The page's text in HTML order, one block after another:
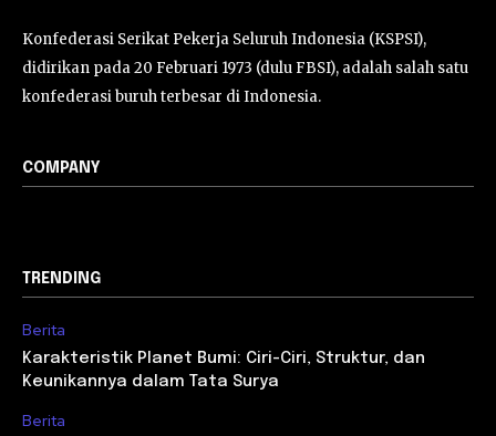
Konfederasi Serikat Pekerja Seluruh Indonesia (KSPSI),
didirikan pada 20 Februari 1973 (dulu FBSI), adalah salah satu
konfederasi buruh terbesar di Indonesia.
COMPANY
TRENDING
Berita
Karakteristik Planet Bumi: Ciri-Ciri, Struktur, dan
Keunikannya dalam Tata Surya
Berita